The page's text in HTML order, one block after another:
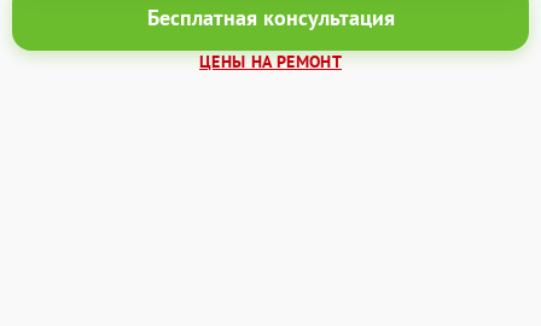
Бесплатная консультация
ЦЕНЫ НА РЕМОНТ